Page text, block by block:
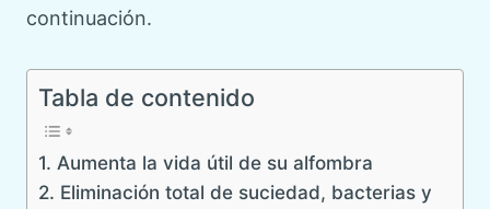
continuación.
Tabla de contenido
1. Aumenta la vida útil de su alfombra
2. Eliminación total de suciedad, bacterias y